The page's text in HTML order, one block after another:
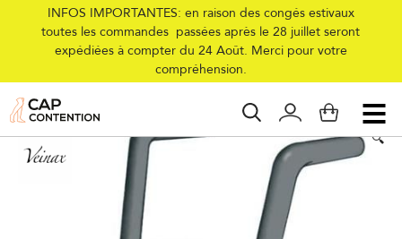
INFOS IMPORTANTES: en raison des congés estivaux
toutes les commandes passées après le 28 juillet seront
expédiées à compter du 24 Août. Merci pour votre
compréhension.
Femme / Accessoires
🔍